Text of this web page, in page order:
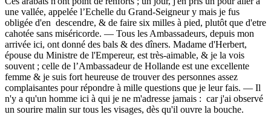
une vallée, appelée l’Echelle du Grand-Seigneur y mais je fus
obligée d'en descendre, & de faire six milles à pied, plutôt que d'etre
cahotée sans miséricorde. — Tous les Ambassadeurs, depuis mon
arrivée ici, ont donné des bals & des dîners. Madame d'Herbert,
épouse du Ministre de l'Empereur, est très-aimable, & je la vois
souvent ; celle de l’Ambassadeur de Hollande est une excellente
femme & je suis fort heureuse de trouver des personnes assez
complaisantes pour répondre à mille questions que je leur fais. — Il
n'y a qu'un homme ici à qui je ne m'adresse jamais : car j'ai observé
un sourire malin sur tous les visages, dès qu'il ouvre la bouche.